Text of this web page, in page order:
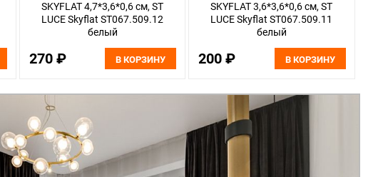
SKYFLAT 4,7*3,6*0,6 см, ST
LUCE Skyflat ST067.509.12
белый
270 ₽ В КОРЗИНУ
SKYFLAT 3,6*3,6*0,6 см, ST
LUCE Skyflat ST067.509.11
белый
200 ₽ В КОРЗИНУ